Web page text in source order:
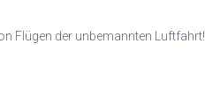
Flügen der unbemannten Luftfahrt!